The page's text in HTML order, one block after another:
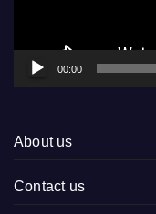
00:00
About us
Contact us